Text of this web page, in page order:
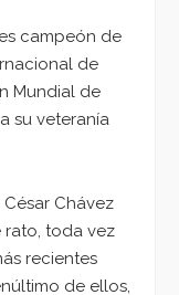
campeón de
de
Mundial de
su veteranía
Chávez
rato, toda vez
recientes
de ellos,